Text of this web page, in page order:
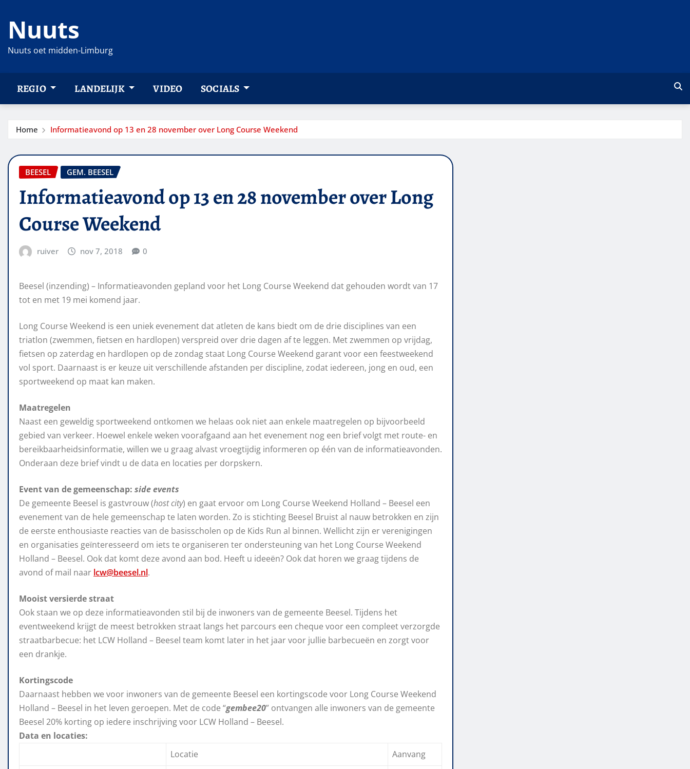
naar
inhoud
Nuuts
Nuuts oet midden-Limburg
REGIO LANDELIJK VIDEO SOCIALS
Home Informatieavond op 13 en 28 november over Long Course Weekend
BEESEL GEM. BEESEL
Informatieavond op 13 en 28 november over Long
Course Weekend
ruiver nov 7, 2018 0
Beesel (inzending) – Informatieavonden gepland voor het Long Course Weekend dat gehouden wordt van 17
tot en met 19 mei komend jaar.
Long Course Weekend is een uniek evenement dat atleten de kans biedt om de drie disciplines van een
triatlon (zwemmen, fietsen en hardlopen) verspreid over drie dagen af te leggen. Met zwemmen op vrijdag,
fietsen op zaterdag en hardlopen op de zondag staat Long Course Weekend garant voor een feestweekend
vol sport. Daarnaast is er keuze uit verschillende afstanden per discipline, zodat iedereen, jong en oud, een
sportweekend op maat kan maken.
Maatregelen
Naast een geweldig sportweekend ontkomen we helaas ook niet aan enkele maatregelen op bijvoorbeeld
gebied van verkeer. Hoewel enkele weken voorafgaand aan het evenement nog een brief volgt met route- en
bereikbaarheidsinformatie, willen we u graag alvast vroegtijdig informeren op één van de informatieavonden.
Onderaan deze brief vindt u de data en locaties per dorpskern.
Event van de gemeenschap: side events
De gemeente Beesel is gastvrouw (host city) en gaat ervoor om Long Course Weekend Holland – Beesel een
evenement van de hele gemeenschap te laten worden. Zo is stichting Beesel Bruist al nauw betrokken en zijn
de eerste enthousiaste reacties van de basisscholen op de Kids Run al binnen. Wellicht zijn er verenigingen
en organisaties geïnteresseerd om iets te organiseren ter ondersteuning van het Long Course Weekend
Holland – Beesel. Ook dat komt deze avond aan bod. Heeft u ideeën? Ook dat horen we graag tijdens de
avond of mail naar lcw@beesel.nl.
Mooist versierde straat
Ook staan we op deze informatieavonden stil bij de inwoners van de gemeente Beesel. Tijdens het
eventweekend krijgt de meest betrokken straat langs het parcours een cheque voor een compleet verzorgde
straatbarbecue: het LCW Holland – Beesel team komt later in het jaar voor jullie barbecueën en zorgt voor
een drankje.
Kortingscode
Daarnaast hebben we voor inwoners van de gemeente Beesel een kortingscode voor Long Course Weekend
Holland – Beesel in het leven geroepen. Met de code “gembee20” ontvangen alle inwoners van de gemeente
Beesel 20% korting op iedere inschrijving voor LCW Holland – Beesel.
Data en locaties:
Locatie
Aanvang